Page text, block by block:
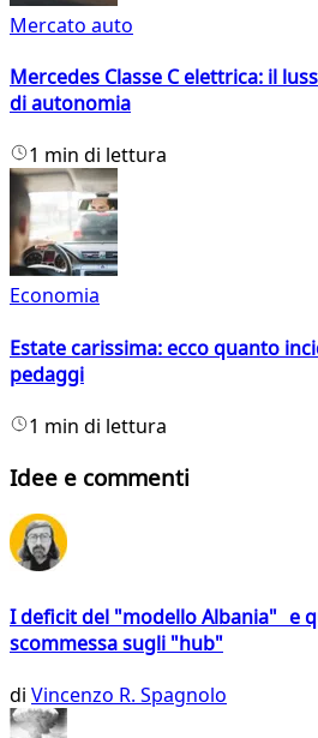
Mercato auto
Mercedes Classe C elettrica: il
di autonomia
1 min di lettura
Economia
Estate carissima: ecco quanto
pedaggi
1 min di lettura
Idee e commenti
I deficit del "modello Albania" e
scommessa sugli "hub"
di Vincenzo R. Spagnolo